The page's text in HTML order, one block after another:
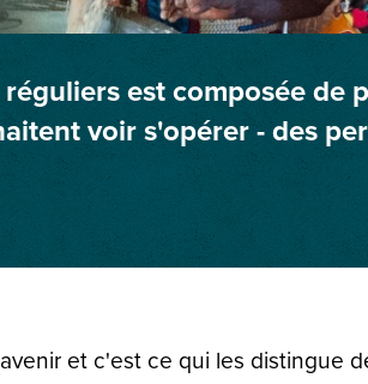
est composée
voir s'opérer - des
et c'est ce qui les distingue